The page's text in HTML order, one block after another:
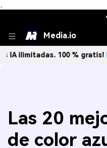
、
Media.io
100 % gratis!
Las 20
de color